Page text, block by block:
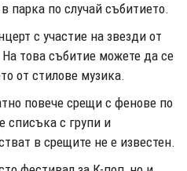
парка по случай събитието.
с участие на звезди от
това събитие можете да се
от стилове музика.
повече срещи с фенове по
списъка с групи и
в срещите не е известен.